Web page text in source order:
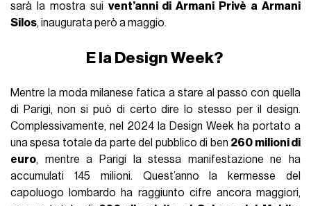
sarà la mostra sui vent’anni di Armani Privè a Armani
Silos, inaugurata però a maggio.
E la Design Week?
Mentre la moda milanese fatica a stare al passo con quella
di Parigi, non si può di certo dire lo stesso per il design.
Complessivamente, nel 2024 la Design Week ha portato a
una spesa totale da parte del pubblico di ben 260 milioni di
euro, mentre a Parigi la stessa manifestazione ne ha
accumulati 145 milioni. Quest’anno la kermesse del
capoluogo lombardo ha raggiunto cifre ancora maggiori,